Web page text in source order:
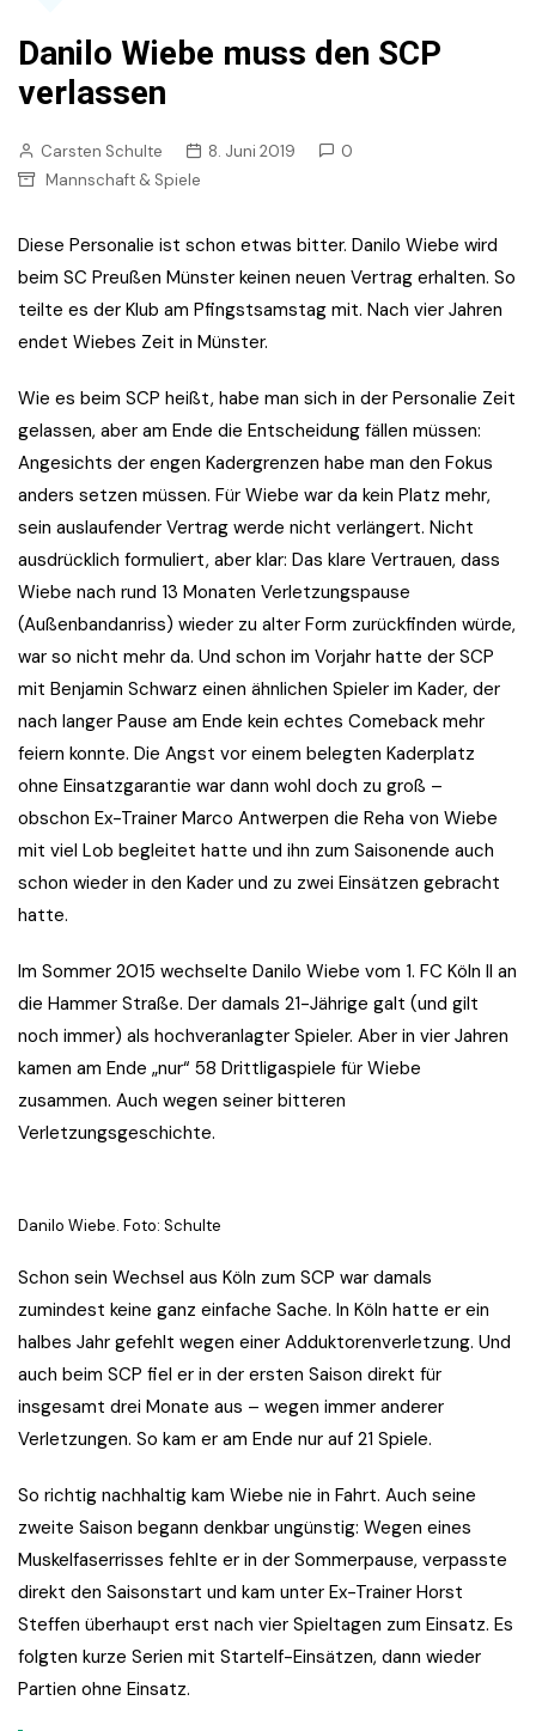
Danilo Wiebe muss den SCP
verlassen
Carsten Schulte 8. Juni 2019
0
Mannschaft & Spiele
Diese Personalie ist schon etwas bitter. Danilo Wiebe wird
beim SC Preußen Münster keinen neuen Vertrag erhalten. So
teilte es der Klub am Pfingstsamstag mit. Nach vier Jahren
endet Wiebes Zeit in Münster.
Wie es beim SCP heißt, habe man sich in der Personalie Zeit
gelassen, aber am Ende die Entscheidung fällen müssen:
Angesichts der engen Kadergrenzen habe man den Fokus
anders setzen müssen. Für Wiebe war da kein Platz mehr,
sein auslaufender Vertrag werde nicht verlängert. Nicht
ausdrücklich formuliert, aber klar: Das klare Vertrauen, dass
Wiebe nach rund 13 Monaten Verletzungspause
(Außenbandanriss) wieder zu alter Form zurückfinden würde,
war so nicht mehr da. Und schon im Vorjahr hatte der SCP
mit Benjamin Schwarz einen ähnlichen Spieler im Kader, der
nach langer Pause am Ende kein echtes Comeback mehr
feiern konnte. Die Angst vor einem belegten Kaderplatz
ohne Einsatzgarantie war dann wohl doch zu groß –
obschon Ex-Trainer Marco Antwerpen die Reha von Wiebe
mit viel Lob begleitet hatte und ihn zum Saisonende auch
schon wieder in den Kader und zu zwei Einsätzen gebracht
hatte.
Im Sommer 2015 wechselte Danilo Wiebe vom 1. FC Köln II an
die Hammer Straße. Der damals 21-Jährige galt (und gilt
noch immer) als hochveranlagter Spieler. Aber in vier Jahren
kamen am Ende „nur“ 58 Drittligaspiele für Wiebe
zusammen. Auch wegen seiner bitteren
Verletzungsgeschichte.
Danilo Wiebe. Foto: Schulte
Schon sein Wechsel aus Köln zum SCP war damals
zumindest keine ganz einfache Sache. In Köln hatte er ein
halbes Jahr gefehlt wegen einer Adduktorenverletzung. Und
auch beim SCP fiel er in der ersten Saison direkt für
insgesamt drei Monate aus – wegen immer anderer
Verletzungen. So kam er am Ende nur auf 21 Spiele.
So richtig nachhaltig kam Wiebe nie in Fahrt. Auch seine
zweite Saison begann denkbar ungünstig: Wegen eines
Muskelfaserrisses fehlte er in der Sommerpause, verpasste
direkt den Saisonstart und kam unter Ex-Trainer Horst
Steffen überhaupt erst nach vier Spieltagen zum Einsatz. Es
folgten kurze Serien mit Startelf-Einsätzen, dann wieder
Partien ohne Einsatz.